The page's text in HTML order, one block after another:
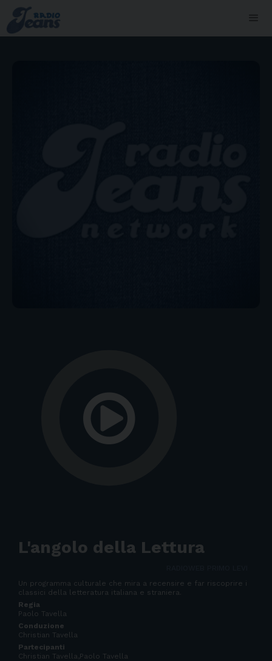
L'angolo della Lettura
Un programma culturale che mira a recensire e far riscoprire i
classici della letteratura italiana e straniera.
Regia
Paolo Tavella
Conduzione
Christian Tavella
Partecipanti
Christian Tavella,Paolo Tavella